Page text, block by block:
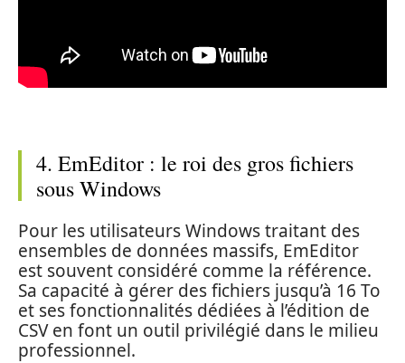
4. EmEditor : le roi des gros fichiers
sous Windows
Pour les utilisateurs Windows traitant des
ensembles de données massifs, EmEditor
est souvent considéré comme la référence.
Sa capacité à gérer des fichiers jusqu’à 16 To
et ses fonctionnalités dédiées à l’édition de
CSV en font un outil privilégié dans le milieu
professionnel.